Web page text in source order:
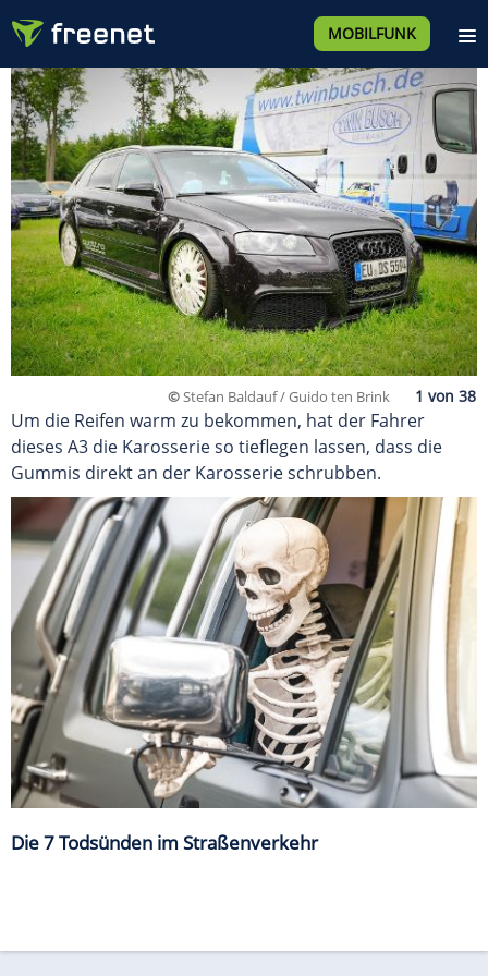
MOBILFUNK
©Stefan Baldauf / Guido ten Brink
Um die Reifen warm zu bekommen, hat der Fahrer
dieses A3 die Karosserie so tieflegen lassen, dass die
Gummis direkt an der Karosserie schrubben.
Die 7 Todsünden im Straßenverkehr